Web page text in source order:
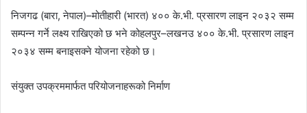
निजगढ (बारा, नेपाल)–मोतीहारी (भारत) ४०० के.भी. प्रसारण लाइन २०३२ सम्म
सम्पन्न गर्ने लक्ष्य राखिएको छ भने कोहलपुर–लखनउ ४०० के.भी. प्रसारण लाइन
२०३४ सम्म बनाइसक्ने योजना रहेको छ।
संयुक्त उपक्रममार्फत परियोजनाहरूको निर्माण